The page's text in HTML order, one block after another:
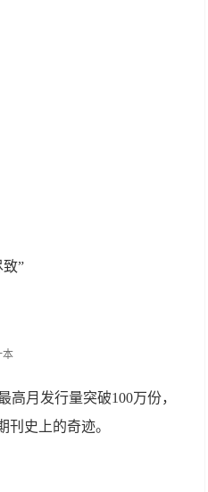
”
高月发行量突破100万份，
刊史上的奇迹。